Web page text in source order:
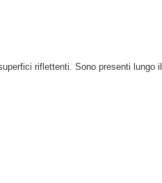
riflettenti. Sono presenti lungo il